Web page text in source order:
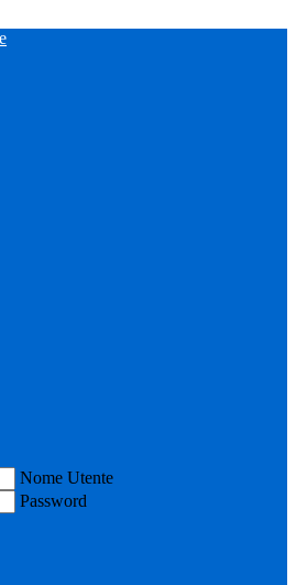
Nome Utente
Password